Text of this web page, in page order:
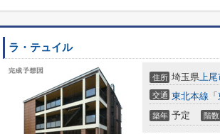
ラ・テュイル
住所 埼玉県上尾
交通 東北本線 「
築年 予定 階数